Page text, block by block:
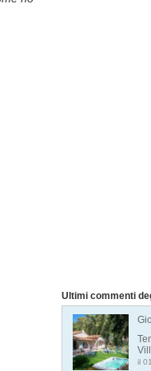
Ultimi commenti
il